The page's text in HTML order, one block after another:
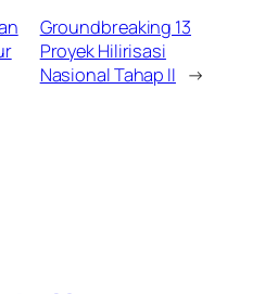
Groundbreaking 13
Proyek Hilirisasi
Nasional Tahap II →